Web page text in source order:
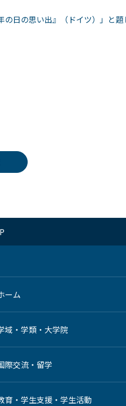
日の思い出』（ドイツ）」と
ーム
域・学類・大学院
際交流・留学
育・学生支援・学生活動